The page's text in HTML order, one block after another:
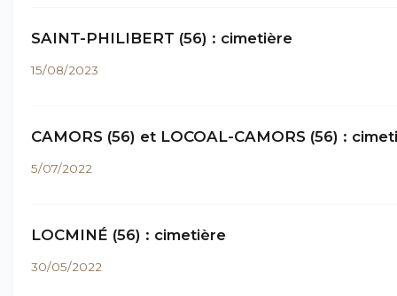
SAINT-PHILIBERT (56) : cimetière
15/08/2023
CAMORS (56) et LOCOAL-CAMORS (56) :
5/07/2022
LOCMINÉ (56) : cimetière
30/05/2022